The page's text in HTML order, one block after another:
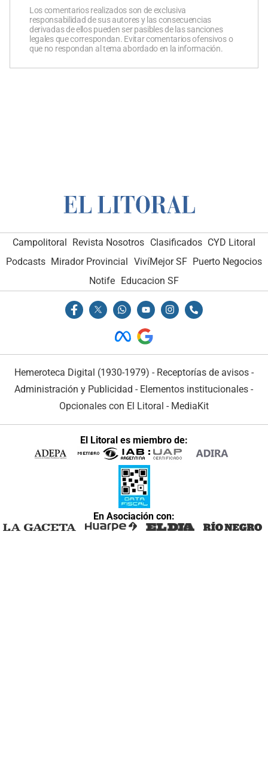
Los comentarios realizados son de exclusiva
responsabilidad de sus autores y las consecuencias
derivadas de ellos pueden ser pasibles de las sanciones
legales que correspondan. Evitar comentarios ofensivos o
que no respondan al tema abordado en la información.
Campolitoral Revista Nosotros Clasificados CYD Litoral
Podcasts Mirador Provincial VivíMejor SF Puerto Negocios
Notife Educacion SF
Hemeroteca Digital (1930-1979) - Receptorías de avisos -
Administración y Publicidad - Elementos institucionales -
Opcionales con El Litoral - MediaKit
El Litoral es miembro de:
En Asociación con: